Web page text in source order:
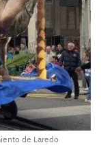
de Laredo